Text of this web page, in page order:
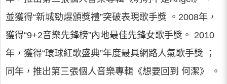
並獲得“新城勁爆頒獎禮”突破表現歌手獎 。2008年，
獲得“9+2音樂先鋒榜”內地最佳先鋒女歌手獎。 2010
年，獲得“環球紅歌盛典”年度最具網路人氣歌手獎 ；
同年，推出第三張個人音樂專輯《想要回到 何潔》 。